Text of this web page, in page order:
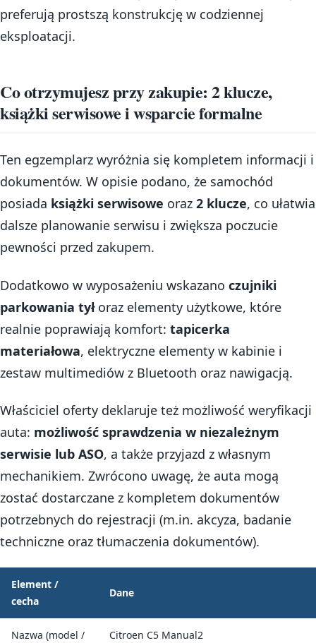
preferują prostszą konstrukcję w codziennej
eksploatacji.
Co otrzymujesz przy zakupie: 2 klucze,
książki serwisowe i wsparcie formalne
Ten egzemplarz wyróżnia się kompletem informacji i
dokumentów. W opisie podano, że samochód
posiada książki serwisowe oraz 2 klucze, co ułatwia
dalsze planowanie serwisu i zwiększa poczucie
pewności przed zakupem.
Dodatkowo w wyposażeniu wskazano czujniki
parkowania tyłoraz elementy użytkowe, które
realnie poprawiają komfort: tapicerka
materiałowa, elektryczne elementy w kabinie i
zestaw multimediów z Bluetooth oraz nawigacją.
Właściciel oferty deklaruje też możliwość weryfikacji
auta: możliwość sprawdzenia w niezależnym
serwisie lub ASO, a także przyjazd z własnym
mechanikiem. Zwrócono uwagę, że auta mogą
zostać dostarczane z kompletem dokumentów
potrzebnych do rejestracji (m.in. akcyza, badanie
techniczne oraz tłumaczenia dokumentów).
Element /
cecha
Dane
Nazwa (model /
Citroen C5 Manual2